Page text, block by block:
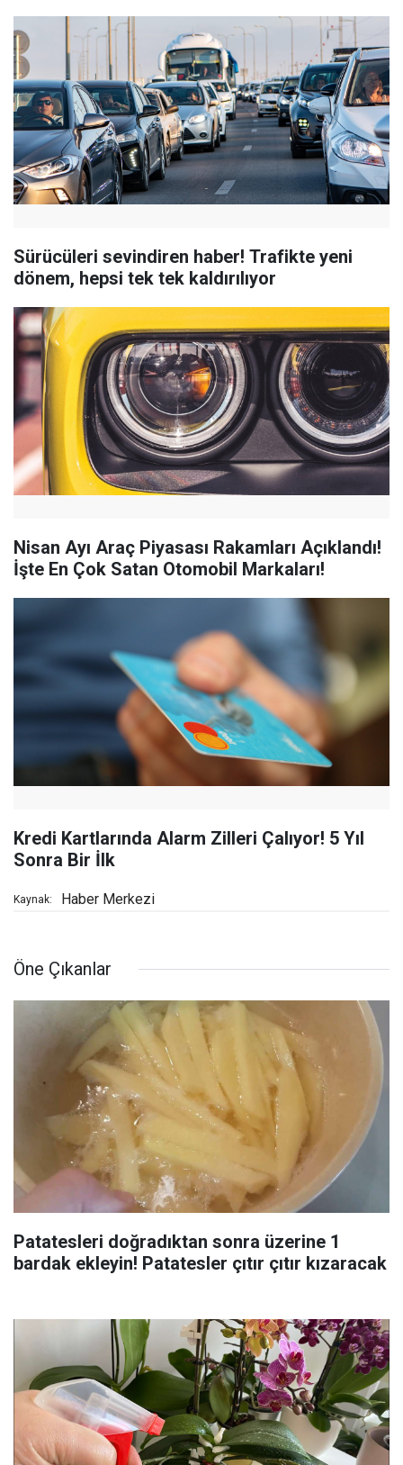
Sürücüleri sevindiren haber! Trafikte yeni
dönem, hepsi tek tek kaldırılıyor
Nisan Ayı Araç Piyasası Rakamları Açıklandı!
İşte En Çok Satan Otomobil Markaları!
Kredi Kartlarında Alarm Zilleri Çalıyor! 5 Yıl
Sonra Bir İlk
Kaynak: Haber Merkezi
Öne Çıkanlar
Patatesleri doğradıktan sonra üzerine 1
bardak ekleyin! Patatesler çıtır çıtır kızaracak